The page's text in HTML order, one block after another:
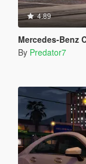
4.89
Mercedes-Benz
By Predator7